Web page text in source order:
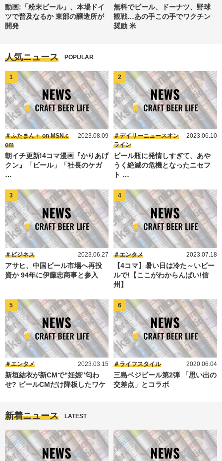
動画:「粉末ビール」、本場ドイ
ツで普及なるか 東部の醸造所が
開発
無料でビール、ドーナツ、野球
観戦…あの手この手でワクチン
奨励 米
人気ニュース POPULAR
ふたまん＋ on MSN.c
om
2023.08.09
朝イチ更新!4コマ漫画『かりあげ
クン』「ビール」「社長のケガ
…
デイリーニュースオン
ライン
2023.06.10
ビール瓶に発情しすぎて、あや
うく絶滅の危機となったニセフ
ト …
ビジネス 2023.06.27
アサヒ、中国ビール市場へ再投
資か 94年に伊藤忠商事と参入
エンタメ 2023.07.18
【4コマ】暑い日は冷た～いビー
ルで!【ここがわからんばい!信
州】
エンタメ 2023.03.15
新垣結衣が新CMで“妊娠”匂わ
せ? ビールCMだけ降板したワケ
ライフスタイル 2020.06.04
三島ベジビール第2弾 「思い出の
交差点」とコラボ
新着ニュース LATEST